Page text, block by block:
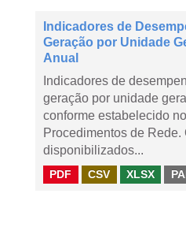
Indicadores de
Geração por Unidade
Anual
Indicadores de
geração por unidade
conforme estabelecido
Procedimentos de Rede.
disponibilizados...
PDF CSV XLSX